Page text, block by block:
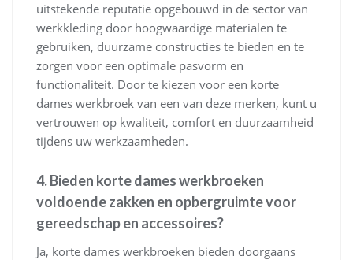
uitstekende reputatie opgebouwd in de sector van
werkkleding door hoogwaardige materialen te
gebruiken, duurzame constructies te bieden en te
zorgen voor een optimale pasvorm en
functionaliteit. Door te kiezen voor een korte
dames werkbroek van een van deze merken, kunt u
vertrouwen op kwaliteit, comfort en duurzaamheid
tijdens uw werkzaamheden.
4. Bieden korte dames werkbroeken
voldoende zakken en opbergruimte voor
gereedschap en accessoires?
Ja, korte dames werkbroeken bieden doorgaans